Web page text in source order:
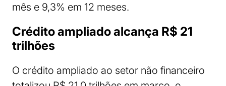
mês e 9,3% em 12 meses.
Crédito ampliado alcança R$ 21
trilhões
O crédito ampliado ao setor não financeiro